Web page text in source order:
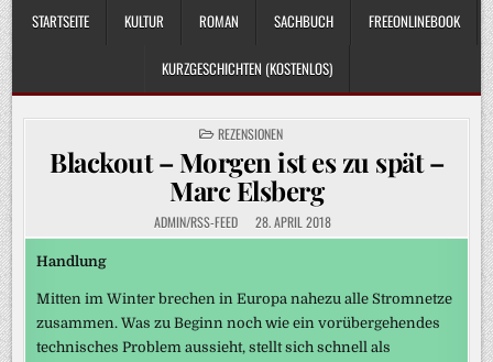
STARTSEITE
KULTUR ROMAN SACHBUCH FREEONLINEBOOK
KURZGESCHICHTEN (KOSTENLOS)
POSTED
IN
REZENSIONEN
Blackout – Morgen ist es zu spät –
Marc Elsberg
ADMIN/RSS-FEED 28. APRIL 2018
Handlung
Mitten im Winter brechen in Europa nahezu alle Stromnetze
zusammen. Was zu Beginn noch wie ein vorübergehendes
technisches Problem aussieht, stellt sich schnell als